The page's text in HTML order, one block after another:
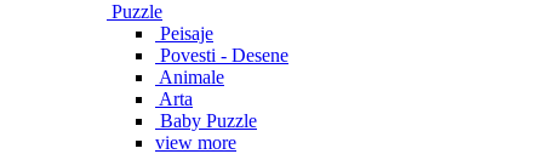
Puzzle
Peisaje
Povesti - Desene
Animale
Arta
Baby Puzzle
view more